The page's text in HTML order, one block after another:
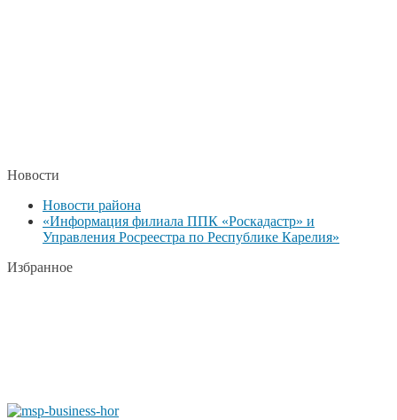
Новости
Новости района
«Информация филиала ППК «Роскадастр» и
Управления Росреестра по Республике Карелия»
Избранное